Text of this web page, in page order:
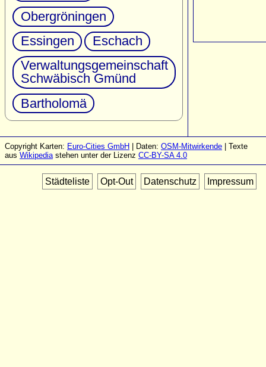
Obergröningen
Essingen
Eschach
Verwaltungsgemeinschaft
Schwäbisch Gmünd
Bartholomä
Copyright Karten: Euro-Cities GmbH | Daten: OSM-Mitwirkende | Texte
aus Wikipediastehen unter der Lizenz CC-BY-SA 4.0
Städteliste Opt-Out Datenschutz Impressum